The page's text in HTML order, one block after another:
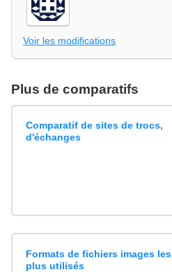
Voir les modifications
Plus de comparatifs
Comparatif de sites de trocs,
d'échanges
Formats de fichiers images les
plus utilisés